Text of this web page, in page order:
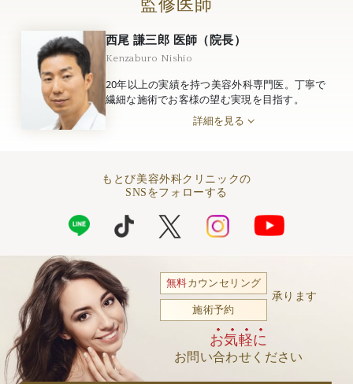
監修医師
西尾 謙三郎 医師（院長）
Kenzaburo Nishio
20年以上の実績を持つ美容外科専門医。丁寧で
繊細な施術でお客様の望む実現を目指す。
詳細を見る
もとび美容外科クリニックの
SNSをフォローする
無料カウンセリング
施術予約
承ります
お気軽に
お問い合わせください